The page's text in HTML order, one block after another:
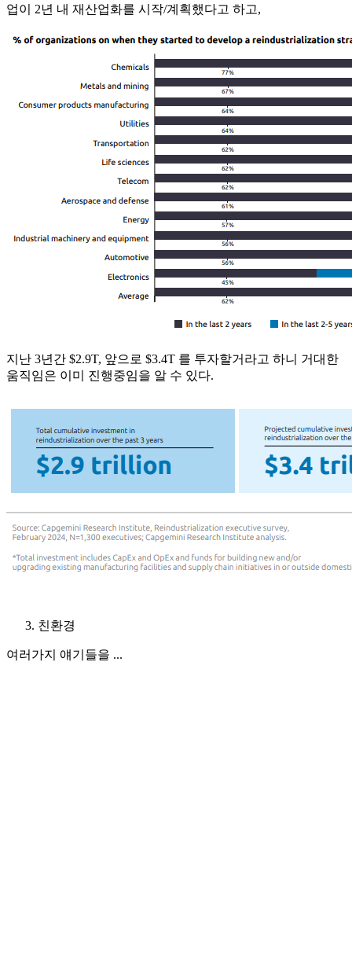
업이 2년 내 재산업화를 시작/계획했다고 하고,
지난 3년간 $2.9T, 앞으로 $3.4T 를 투자할거라고 하니 거대한
움직임은 이미 진행중임을 알 수 있다.
친환경
여러가지 얘기들을 ...